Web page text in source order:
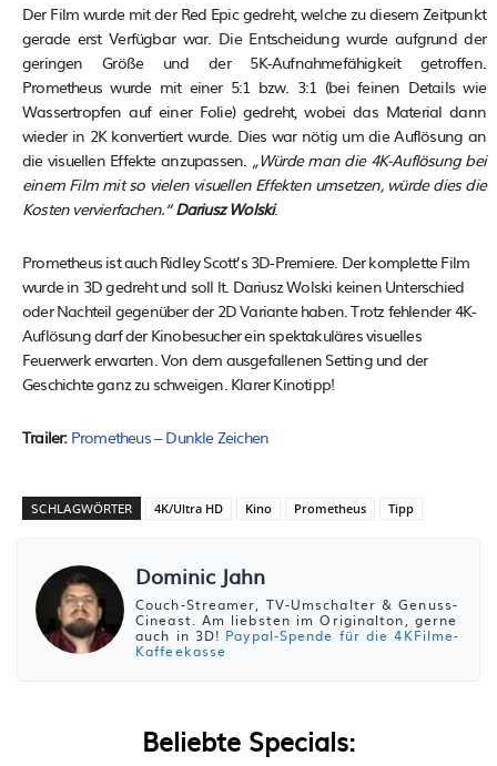
Der Film wurde mit der Red Epic gedreht, welche zu diesem Zeitpunkt
gerade erst Verfügbar war. Die Entscheidung wurde aufgrund der
geringen Größe und der 5K-Aufnahmefähigkeit getroffen.
Prometheus wurde mit einer 5:1 bzw. 3:1 (bei feinen Details wie
Wassertropfen auf einer Folie) gedreht, wobei das Material dann
wieder in 2K konvertiert wurde. Dies war nötig um die Auflösung an
die visuellen Effekte anzupassen. „Würde man die 4K-Auflösung bei
einem Film mit so vielen visuellen Effekten umsetzen, würde dies die
Kosten vervierfachen.“ Dariusz Wolski.
Prometheus ist auch Ridley Scott’s 3D-Premiere. Der komplette Film
wurde in 3D gedreht und soll lt. Dariusz Wolski keinen Unterschied
oder Nachteil gegenüber der 2D Variante haben. Trotz fehlender 4K-
Auflösung darf der Kinobesucher ein spektakuläres visuelles
Feuerwerk erwarten. Von dem ausgefallenen Setting und der
Geschichte ganz zu schweigen. Klarer Kinotipp!
Trailer: Prometheus – Dunkle Zeichen
SCHLAGWÖRTER 4K/Ultra HD Kino Prometheus Tipp
Dominic Jahn
Couch-Streamer, TV-Umschalter & Genuss-
Cineast. Am liebsten im Originalton, gerne
auch in 3D! Paypal-Spende für die 4KFilme-
Kaffeekasse
Beliebte Specials: